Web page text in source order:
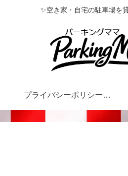
✨空き家・自宅の駐車場を
プライバシーポリシー・特定商取引法に基づく表記